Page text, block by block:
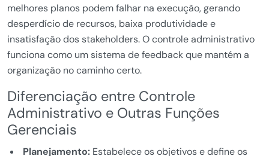
melhores planos podem falhar na execução, gerando
desperdício de recursos, baixa produtividade e
insatisfação dos stakeholders. O controle administrativo
funciona como um sistema de feedback que mantém a
organização no caminho certo.
Diferenciação entre Controle
Administrativo e Outras Funções
Gerenciais
Planejamento:Estabelece os objetivos e define os